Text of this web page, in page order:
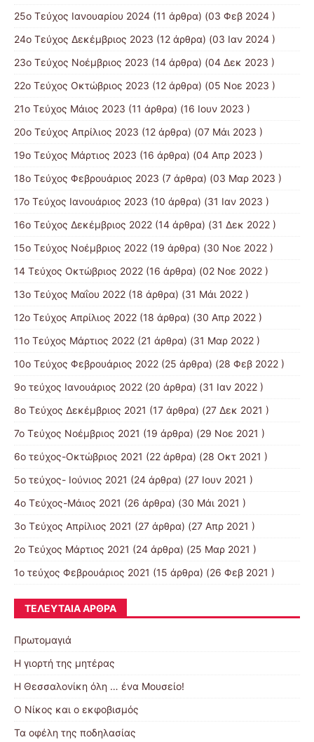
25ο Τεύχος Ιανουαρίου 2024 (11 άρθρα) (03 Φεβ 2024 )
24ο Τεύχος Δεκέμβριος 2023 (12 άρθρα) (03 Ιαν 2024 )
23ο Τεύχος Νοέμβριος 2023 (14 άρθρα) (04 Δεκ 2023 )
22ο Τεύχος Οκτώβριος 2023 (12 άρθρα) (05 Νοε 2023 )
21ο Τεύχος Μάιος 2023 (11 άρθρα) (16 Ιουν 2023 )
20ο Τεύχος Απρίλιος 2023 (12 άρθρα) (07 Μάι 2023 )
19ο Τεύχος Μάρτιος 2023 (16 άρθρα) (04 Απρ 2023 )
18ο Τεύχος Φεβρουάριος 2023 (7 άρθρα) (03 Μαρ 2023 )
17ο Τεύχος Ιανουάριος 2023 (10 άρθρα) (31 Ιαν 2023 )
16ο Τεύχος Δεκέμβριος 2022 (14 άρθρα) (31 Δεκ 2022 )
15o Τεύχος Νοέμβριος 2022 (19 άρθρα) (30 Νοε 2022 )
14 Tεύχος Οκτώβριος 2022 (16 άρθρα) (02 Νοε 2022 )
13ο Τεύχος Μαΐου 2022 (18 άρθρα) (31 Μάι 2022 )
12ο Τεύχος Απρίλιος 2022 (18 άρθρα) (30 Απρ 2022 )
11o Tεύχος Μάρτιος 2022 (21 άρθρα) (31 Μαρ 2022 )
10o Tεύχος Φεβρουάριος 2022 (25 άρθρα) (28 Φεβ 2022 )
9o τεύχος Ιανουάριος 2022 (20 άρθρα) (31 Ιαν 2022 )
8o Tεύχος Δεκέμβριος 2021 (17 άρθρα) (27 Δεκ 2021 )
7o Τεύχος Νοέμβριος 2021 (19 άρθρα) (29 Νοε 2021 )
6ο τεύχος-Οκτώβριος 2021 (22 άρθρα) (28 Οκτ 2021 )
5ο τεύχος- Ιούνιος 2021 (24 άρθρα) (27 Ιουν 2021 )
4o Tεύχος-Μάιος 2021 (26 άρθρα) (30 Μάι 2021 )
3ο Τεύχος Απρίλιος 2021 (27 άρθρα) (27 Απρ 2021 )
2o Tεύχος Μάρτιος 2021 (24 άρθρα) (25 Μαρ 2021 )
1ο τεύχος Φεβρουάριος 2021 (15 άρθρα) (26 Φεβ 2021 )
ΤΕΛΕΥΤΑΊΑ ΆΡΘΡΑ
Πρωτομαγιά
Η γιορτή της μητέρας
Η Θεσσαλονίκη όλη … ένα Μουσείο!
Ο Νίκος και ο εκφοβισμός
Τα οφέλη της ποδηλασίας